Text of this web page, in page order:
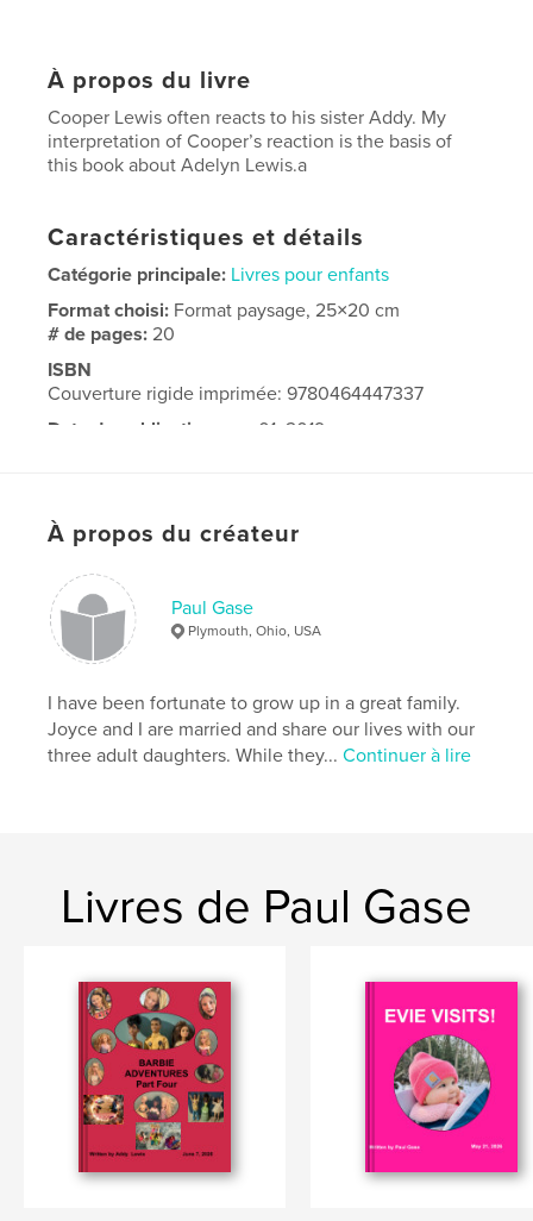
À propos du livre
Cooper Lewis often reacts to his sister Addy. My
interpretation of Cooper’s reaction is the basis of
this book about Adelyn Lewis.a
Caractéristiques et détails
Catégorie principale: Livres pour enfants
Format choisi: Format paysage, 25×20 cm
# de pages:20
ISBN
Couverture rigide imprimée: 9780464447337
Date de publication:
nov 01, 2019
À propos du créateur
Paul Gase
Plymouth, Ohio, USA
I have been fortunate to grow up in a great family.
Joyce and I are married and share our lives with our
three adult daughters. While they...Continuer à lire
Livres de Paul Gase